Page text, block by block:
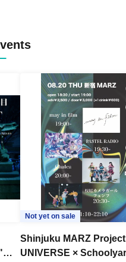
Not yet on sale
Shinjuku MARZ Project
UNIVERSE ×